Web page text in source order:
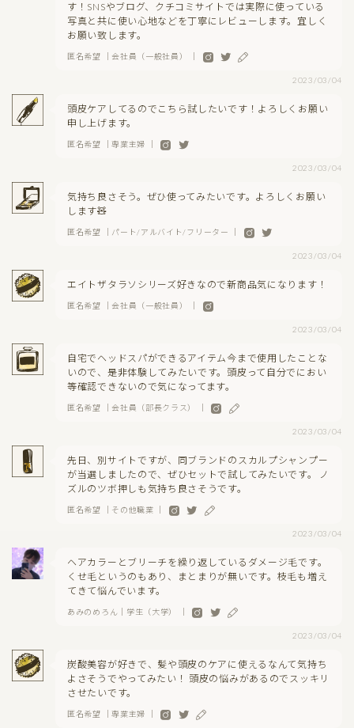
す！SNSやブログ、クチコミサイトでは実際に使っている
写真と共に使い心地などを丁寧にレビューします。宜しく
お願い致します。
匿名希望 ｜会社員（一般社員） ｜
2023/03/04
頭皮ケアしてるのでこちら試したいです！よろしくお願い
申し上げます。
匿名希望 ｜専業主婦 ｜
2023/03/04
気持ち良さそう。ぜひ使ってみたいです。よろしくお願い
します🧸
匿名希望 ｜パート/アルバイト/フリーター ｜
2023/03/04
エイトザタラソシリーズ好きなので新商品気になります！
匿名希望 ｜会社員（一般社員） ｜
2023/03/04
自宅でヘッドスパができるアイテム今まで使用したことな
いので、是非体験してみたいです。頭皮って自分でにおい
等確認できないので気になってます。
匿名希望 ｜会社員（部長クラス） ｜
2023/03/04
先日、別サイトですが、同ブランドのスカルプシャンプー
が当選しましたので、ぜひセットで試してみたいです。 ノ
ズルのツボ押しも気持ち良さそうです。
匿名希望 ｜その他職業 ｜
2023/03/04
ヘアカラーとブリーチを繰り返しているダメージ毛です。
くせ毛というのもあり、まとまりが無いです。枝毛も増え
てきて悩んでいます。
あみのめろん｜学生（大学） ｜
2023/03/04
炭酸美容が好きで、髪や頭皮のケアに使えるなんて気持ち
よさそうでやってみたい！ 頭皮の悩みがあるのでスッキリ
させたいです。
匿名希望 ｜専業主婦 ｜